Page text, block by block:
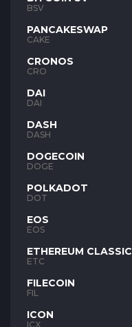
BSV
PANCAKESWAP
CAKE
CRONOS
CRO
DAI
DAI
DASH
DASH
DOGECOIN
DOGE
POLKADOT
DOT
EOS
EOS
ETHEREUM CLASSIC
ETC
FILECOIN
FIL
ICON
ICX